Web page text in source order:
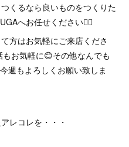
くるなら良いものをつくりた
へお任せください🙇‍♂️
方はお気軽にご来店くださ
お気軽に😊その他なんでも
週もよろしくお願い致しま
レコレを・・・